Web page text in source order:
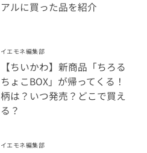
アルに買った品を紹介
イエモネ編集部
【ちいかわ】新商品「ちろる
ちょこBOX」が帰ってくる！
柄は？いつ発売？どこで買え
る？
イエモネ編集部